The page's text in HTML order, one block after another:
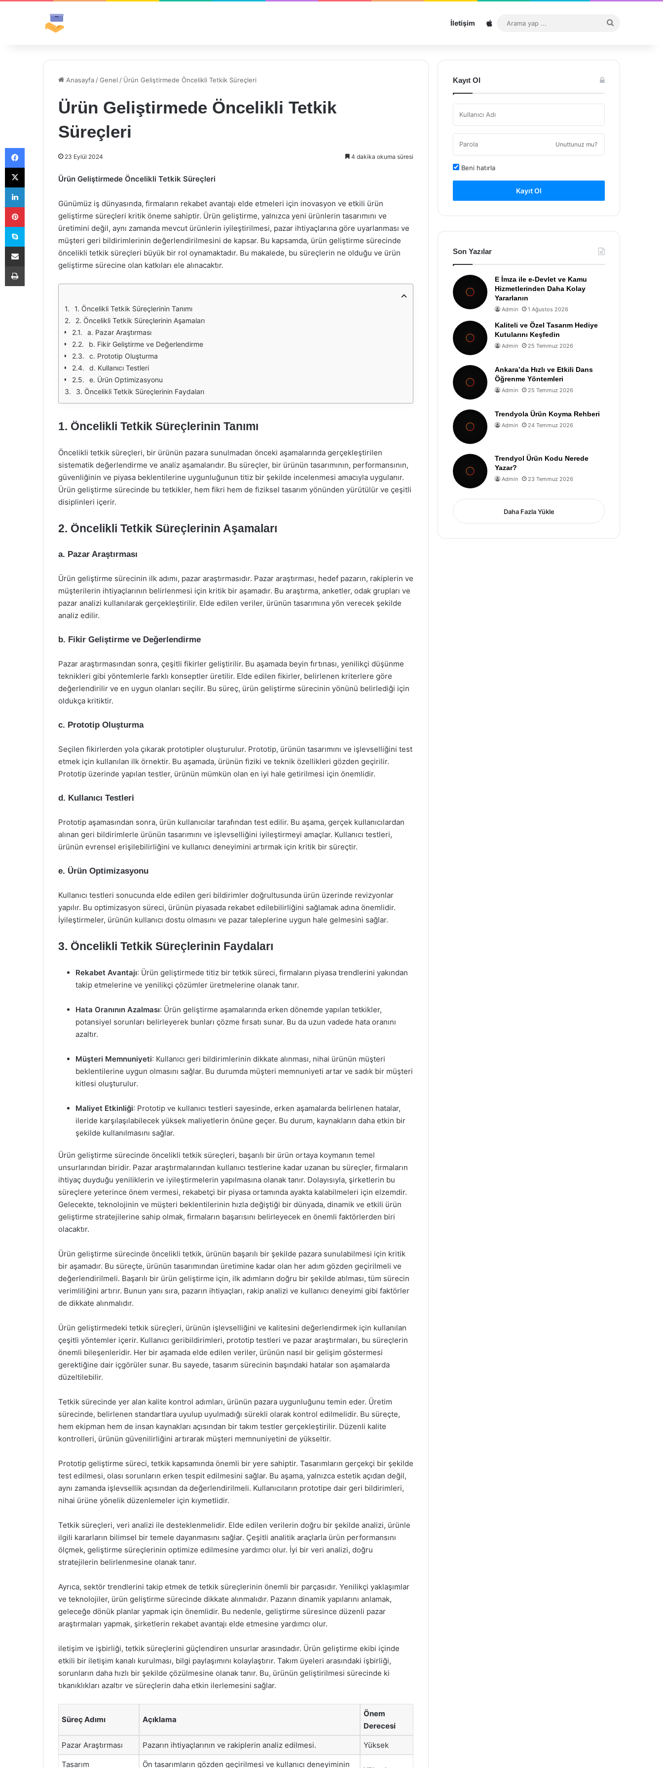
İletişim Sitemap
...
Anasayfa /Genel / Ürün Geliştirmede Öncelikli Tetkik Süreçleri
Ürün Geliştirmede Öncelikli Tetkik
Süreçleri
23 Eylül 2024 4 dakika okuma süresi
Ürün Geliştirmede Öncelikli Tetkik Süreçleri
Günümüz iş dünyasında, firmaların rekabet avantajı elde etmeleri için inovasyon ve etkili ürün
geliştirme süreçleri kritik öneme sahiptir. Ürün geliştirme, yalnızca yeni ürünlerin tasarımını ve
üretimini değil, aynı zamanda mevcut ürünlerin iyileştirilmesi, pazar ihtiyaçlarına göre uyarlanması ve
müşteri geri bildirimlerinin değerlendirilmesini de kapsar. Bu kapsamda, ürün geliştirme sürecinde
öncelikli tetkik süreçleri büyük bir rol oynamaktadır. Bu makalede, bu süreçlerin ne olduğu ve ürün
geliştirme sürecine olan katkıları ele alınacaktır.
1. Öncelikli Tetkik Süreçlerinin Tanımı
2. Öncelikli Tetkik Süreçlerinin Aşamaları
a. Pazar Araştırması
b. Fikir Geliştirme ve Değerlendirme
c. Prototip Oluşturma
d. Kullanıcı Testleri
e. Ürün Optimizasyonu
3. Öncelikli Tetkik Süreçlerinin Faydaları
1. Öncelikli Tetkik Süreçlerinin Tanımı
Öncelikli tetkik süreçleri, bir ürünün pazara sunulmadan önceki aşamalarında gerçekleştirilen
sistematik değerlendirme ve analiz aşamalarıdır. Bu süreçler, bir ürünün tasarımının, performansının,
güvenliğinin ve piyasa beklentilerine uygunluğunun titiz bir şekilde incelenmesi amacıyla uygulanır.
Ürün geliştirme sürecinde bu tetkikler, hem fikri hem de fiziksel tasarım yönünden yürütülür ve çeşitli
disiplinleri içerir.
2. Öncelikli Tetkik Süreçlerinin Aşamaları
a. Pazar Araştırması
Ürün geliştirme sürecinin ilk adımı, pazar araştırmasıdır. Pazar araştırması, hedef pazarın, rakiplerin ve
müşterilerin ihtiyaçlarının belirlenmesi için kritik bir aşamadır. Bu araştırma, anketler, odak grupları ve
pazar analizi kullanılarak gerçekleştirilir. Elde edilen veriler, ürünün tasarımına yön verecek şekilde
analiz edilir.
b. Fikir Geliştirme ve Değerlendirme
Pazar araştırmasından sonra, çeşitli fikirler geliştirilir. Bu aşamada beyin fırtınası, yenilikçi düşünme
teknikleri gibi yöntemlerle farklı konseptler üretilir. Elde edilen fikirler, belirlenen kriterlere göre
değerlendirilir ve en uygun olanları seçilir. Bu süreç, ürün geliştirme sürecinin yönünü belirlediği için
oldukça kritiktir.
c. Prototip Oluşturma
Seçilen fikirlerden yola çıkarak prototipler oluşturulur. Prototip, ürünün tasarımını ve işlevselliğini test
etmek için kullanılan ilk örnektir. Bu aşamada, ürünün fiziki ve teknik özellikleri gözden geçirilir.
Prototip üzerinde yapılan testler, ürünün mümkün olan en iyi hale getirilmesi için önemlidir.
d. Kullanıcı Testleri
Prototip aşamasından sonra, ürün kullanıcılar tarafından test edilir. Bu aşama, gerçek kullanıcılardan
alınan geri bildirimlerle ürünün tasarımını ve işlevselliğini iyileştirmeyi amaçlar. Kullanıcı testleri,
ürünün evrensel erişilebilirliğini ve kullanıcı deneyimini artırmak için kritik bir süreçtir.
e. Ürün Optimizasyonu
Kullanıcı testleri sonucunda elde edilen geri bildirimler doğrultusunda ürün üzerinde revizyonlar
yapılır. Bu optimizasyon süreci, ürünün piyasada rekabet edilebilirliğini sağlamak adına önemlidir.
İyileştirmeler, ürünün kullanıcı dostu olmasını ve pazar taleplerine uygun hale gelmesini sağlar.
3. Öncelikli Tetkik Süreçlerinin Faydaları
Rekabet Avantajı: Ürün geliştirmede titiz bir tetkik süreci, firmaların piyasa trendlerini yakından
takip etmelerine ve yenilikçi çözümler üretmelerine olanak tanır.
Hata Oranının Azalması: Ürün geliştirme aşamalarında erken dönemde yapılan tetkikler,
potansiyel sorunları belirleyerek bunları çözme fırsatı sunar. Bu da uzun vadede hata oranını
azaltır.
Müşteri Memnuniyeti: Kullanıcı geri bildirimlerinin dikkate alınması, nihai ürünün müşteri
beklentilerine uygun olmasını sağlar. Bu durumda müşteri memnuniyeti artar ve sadık bir müşteri
kitlesi oluşturulur.
Maliyet Etkinliği: Prototip ve kullanıcı testleri sayesinde, erken aşamalarda belirlenen hatalar,
ileride karşılaşılabilecek yüksek maliyetlerin önüne geçer. Bu durum, kaynakların daha etkin bir
şekilde kullanılmasını sağlar.
Ürün geliştirme sürecinde öncelikli tetkik süreçleri, başarılı bir ürün ortaya koymanın temel
unsurlarından biridir. Pazar araştırmalarından kullanıcı testlerine kadar uzanan bu süreçler, firmaların
ihtiyaç duyduğu yeniliklerin ve iyileştirmelerin yapılmasına olanak tanır. Dolayısıyla, şirketlerin bu
süreçlere yeterince önem vermesi, rekabetçi bir piyasa ortamında ayakta kalabilmeleri için elzemdir.
Gelecekte, teknolojinin ve müşteri beklentilerinin hızla değiştiği bir dünyada, dinamik ve etkili ürün
geliştirme stratejilerine sahip olmak, firmaların başarısını belirleyecek en önemli faktörlerden biri
olacaktır.
Ürün geliştirme sürecinde öncelikli tetkik, ürünün başarılı bir şekilde pazara sunulabilmesi için kritik
bir aşamadır. Bu süreçte, ürünün tasarımından üretimine kadar olan her adım gözden geçirilmeli ve
değerlendirilmeli. Başarılı bir ürün geliştirme için, ilk adımların doğru bir şekilde atılması, tüm sürecin
verimliliğini artırır. Bunun yanı sıra, pazarın ihtiyaçları, rakip analizi ve kullanıcı deneyimi gibi faktörler
de dikkate alınmalıdır.
Ürün geliştirmedeki tetkik süreçleri, ürünün işlevselliğini ve kalitesini değerlendirmek için kullanılan
çeşitli yöntemler içerir. Kullanıcı geribildirimleri, prototip testleri ve pazar araştırmaları, bu süreçlerin
önemli bileşenleridir. Her bir aşamada elde edilen veriler, ürünün nasıl bir gelişim göstermesi
gerektiğine dair içgörüler sunar. Bu sayede, tasarım sürecinin başındaki hatalar son aşamalarda
düzeltilebilir.
Tetkik sürecinde yer alan kalite kontrol adımları, ürünün pazara uygunluğunu temin eder. Üretim
sürecinde, belirlenen standartlara uyulup uyulmadığı sürekli olarak kontrol edilmelidir. Bu süreçte,
hem ekipman hem de insan kaynakları açısından bir takım testler gerçekleştirilir. Düzenli kalite
kontrolleri, ürünün güvenilirliğini artırarak müşteri memnuniyetini de yükseltir.
Prototip geliştirme süreci, tetkik kapsamında önemli bir yere sahiptir. Tasarımların gerçekçi bir şekilde
test edilmesi, olası sorunların erken tespit edilmesini sağlar. Bu aşama, yalnızca estetik açıdan değil,
aynı zamanda işlevsellik açısından da değerlendirilmeli. Kullanıcıların prototipe dair geri bildirimleri,
nihai ürüne yönelik düzenlemeler için kıymetlidir.
Tetkik süreçleri, veri analizi ile desteklenmelidir. Elde edilen verilerin doğru bir şekilde analizi, ürünle
ilgili kararların bilimsel bir temele dayanmasını sağlar. Çeşitli analitik araçlarla ürün performansını
ölçmek, geliştirme süreçlerinin optimize edilmesine yardımcı olur. İyi bir veri analizi, doğru
stratejilerin belirlenmesine olanak tanır.
Ayrıca, sektör trendlerini takip etmek de tetkik süreçlerinin önemli bir parçasıdır. Yenilikçi yaklaşımlar
ve teknolojiler, ürün geliştirme sürecinde dikkate alınmalıdır. Pazarın dinamik yapılarını anlamak,
geleceğe dönük planlar yapmak için önemlidir. Bu nedenle, geliştirme süresince düzenli pazar
araştırmaları yapmak, şirketlerin rekabet avantajı elde etmesine yardımcı olur.
iletişim ve işbirliği, tetkik süreçlerini güçlendiren unsurlar arasındadır. Ürün geliştirme ekibi içinde
etkili bir iletişim kanalı kurulması, bilgi paylaşımını kolaylaştırır. Takım üyeleri arasındaki işbirliği,
sorunların daha hızlı bir şekilde çözülmesine olanak tanır. Bu, ürünün geliştirilmesi sürecinde ki
tıkanıklıkları azaltır ve süreçlerin daha etkin ilerlemesini sağlar.
Süreç Adımı Açıklama
Önem
Derecesi
Pazar Araştırması Pazarın ihtiyaçlarının ve rakiplerin analiz edilmesi. Yüksek
Tasarım Ön tasarımların gözden geçirilmesi ve kullanıcı deneyiminin
Kayıt Ol
Unuttunuz mu?
Beni hatırla
Kayıt Ol
Son Yazılar
E İmza ile e-Devlet ve Kamu
Hizmetlerinden Daha Kolay
Yararlanın
Admin 1 Ağustos 2026
Kaliteli ve Özel Tasarım Hediye
Kutularını Keşfedin
Admin 25 Temmuz 2026
Ankara’da Hızlı ve Etkili Dans
Öğrenme Yöntemleri
Admin 25 Temmuz 2026
Trendyola Ürün Koyma Rehberi
Admin 24 Temmuz 2026
Trendyol Ürün Kodu Nerede
Yazar?
Admin 23 Temmuz 2026
Daha Fazla Yükle
Facebook
X
LinkedIn
Pinterest
Skype
E-Posta ile paylaş